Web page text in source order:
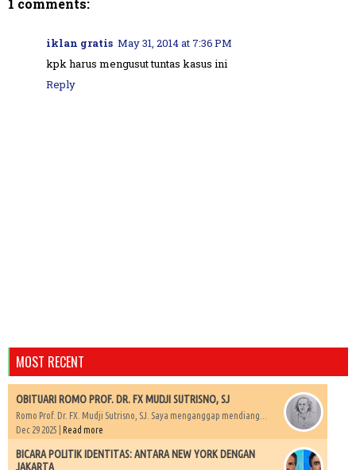
iklan gratis May 31, 2014 at 7:36 PM
kpk harus mengusut tuntas kasus ini
Reply
MOST RECENT
OBITUARI ROMO PROF. DR. FX MUDJI SUTRISNO, SJ
Romo Prof. Dr. FX. Mudji Sutrisno, SJ. Saya menganggap mendiang...
Dec 29 2025 | Read more
BICARA POLITIK IDENTITAS: ANTARA NEW YORK DENGAN
JAKARTA